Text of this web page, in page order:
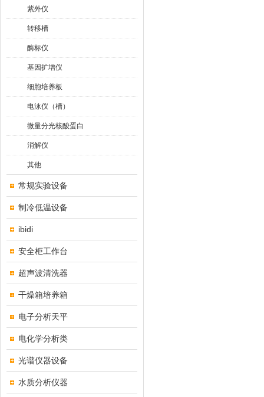
紫外仪
转移槽
酶标仪
基因扩增仪
细胞培养板
电泳仪（槽）
微量分光核酸蛋白
消解仪
其他
常规实验设备
制冷低温设备
ibidi
安全柜工作台
超声波清洗器
干燥箱培养箱
电子分析天平
电化学分析类
光谱仪器设备
水质分析仪器